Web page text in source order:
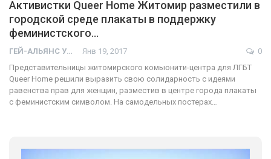
Активистки Queer Home Житомир разместили в
городской среде плакаты в поддержку
феминистского…
ГЕЙ-АЛЬЯНС УКРАИНА Янв 19, 2017
0
Представительницы житомирского комьюнити-центра для ЛГБТ
Queer Home решили выразить свою солидарность с идеями
равенства прав для женщин, разместив в центре города плакаты
с феминистским символом. На самодельных постерах…